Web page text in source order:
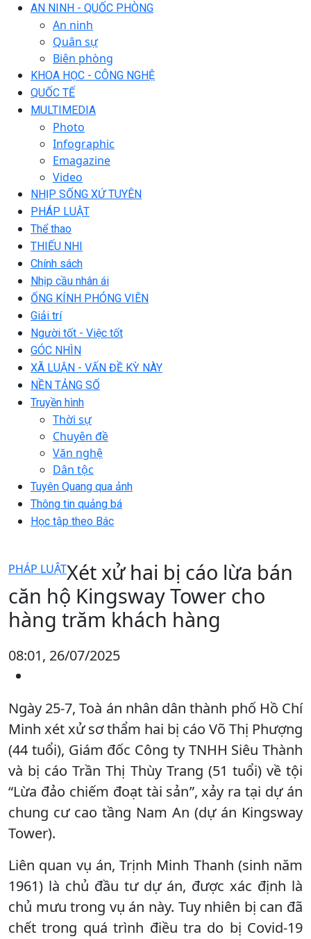
AN NINH - QUỐC PHÒNG
An ninh
Quân sự
Biên phòng
KHOA HỌC - CÔNG NGHỆ
QUỐC TẾ
MULTIMEDIA
Photo
Infographic
Emagazine
Video
NHỊP SỐNG XỨ TUYÊN
PHÁP LUẬT
Thể thao
THIẾU NHI
Chính sách
Nhịp cầu nhân ái
ỐNG KÍNH PHÓNG VIÊN
Giải trí
Người tốt - Việc tốt
GÓC NHÌN
XÃ LUẬN - VẤN ĐỀ KỲ NÀY
NỀN TẢNG SỐ
Truyền hình
Thời sự
Chuyên đề
Văn nghệ
Dân tộc
Tuyên Quang qua ảnh
Thông tin quảng bá
Học tập theo Bác
PHÁP LUẬTXét xử hai bị cáo lừa bán
căn hộ Kingsway Tower cho
hàng trăm khách hàng
08:01, 26/07/2025
Ngày 25-7, Toà án nhân dân thành phố Hồ Chí
Minh xét xử sơ thẩm hai bị cáo Võ Thị Phượng
(44 tuổi), Giám đốc Công ty TNHH Siêu Thành
và bị cáo Trần Thị Thùy Trang (51 tuổi) về tội
“Lừa đảo chiếm đoạt tài sản”, xảy ra tại dự án
chung cư cao tầng Nam An (dự án Kingsway
Tower).
Liên quan vụ án, Trịnh Minh Thanh (sinh năm
1961) là chủ đầu tư dự án, được xác định là
chủ mưu trong vụ án này. Tuy nhiên bị can đã
chết trong quá trình điều tra do bị Covid-19